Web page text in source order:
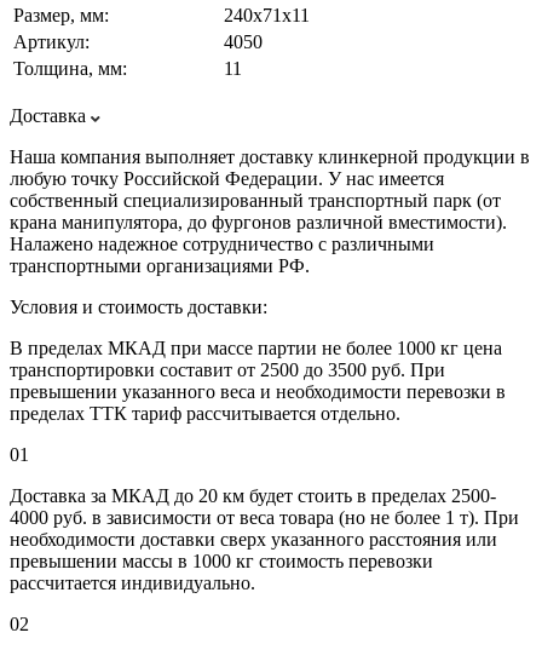
Размер, мм:
240х71х11
Артикул:
4050
Толщина, мм:
11
Доставка
Наша компания выполняет доставку клинкерной продукции в
любую точку Российской Федерации. У нас имеется
собственный специализированный транспортный парк (от
крана манипулятора, до фургонов различной вместимости).
Налажено надежное сотрудничество с различными
транспортными организациями РФ.
Условия и стоимость доставки:
В пределах МКАД при массе партии не более 1000 кг цена
транспортировки составит от 2500 до 3500 руб. При
превышении указанного веса и необходимости перевозки в
пределах ТТК тариф рассчитывается отдельно.
01
Доставка за МКАД до 20 км будет стоить в пределах 2500-
4000 руб. в зависимости от веса товара (но не более 1 т). При
необходимости доставки сверх указанного расстояния или
превышении массы в 1000 кг стоимость перевозки
рассчитается индивидуально.
02